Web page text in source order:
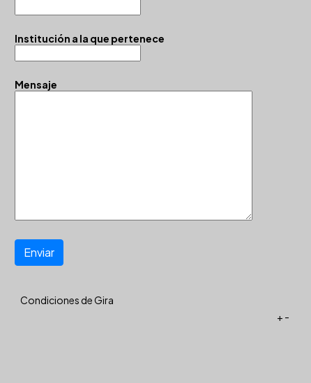
Institución a la que pertenece
Mensaje
Enviar
Condiciones de Gira
+ -